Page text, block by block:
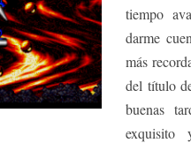
tiempo
darme
más
del título
buenas
exquisito